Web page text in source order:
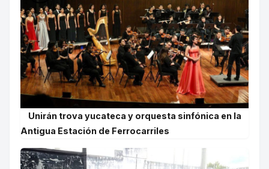
Unirán trova yucateca y orquesta sinfónica en la
Antigua Estación de Ferrocarriles